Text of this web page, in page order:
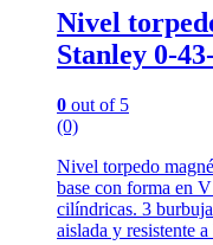
Nivel
Stanley 0-
0 out of 5
(0)
Nivel torpedo
base con forma en
cilíndricas. 3
aislada y resistente